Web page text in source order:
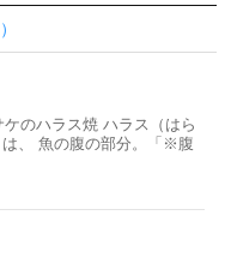
のハラス焼 ハラス（はら
、 魚の腹の部分。「※腹